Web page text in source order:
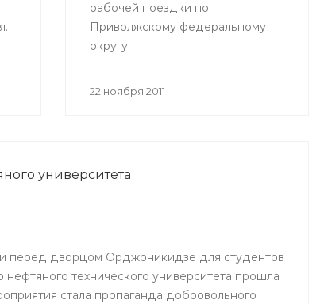
рабочей поездки по
Приволжскому федеральному
округу.
22 ноября 2011
университета
перед дворцом Орджоникидзе для студентов
нефтяного технического университета прошла
стала пропаганда добровольного